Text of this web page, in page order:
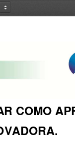
COMO